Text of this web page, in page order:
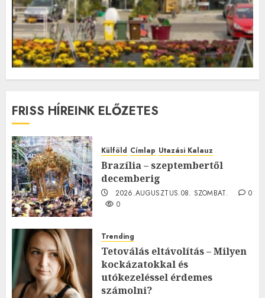
FRISS HÍREINK ELŐZETES
Külföld Címlap Utazási Kalauz
Brazília – szeptembertől
decemberig
2026.AUGUSZTUS.08. SZOMBAT.
0
0
Trending
Tetoválás eltávolítás – Milyen
kockázatokkal és
utókezeléssel érdemes
számolni?